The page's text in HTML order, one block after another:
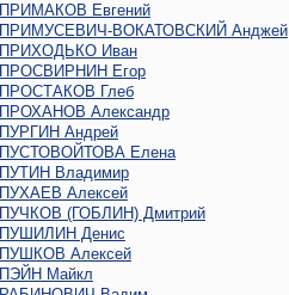
ПРИМАКОВ Евгений
ПРИМУСЕВИЧ-ВОКАТОВСКИЙ Анджей
ПРИХОДЬКО Иван
ПРОСВИРНИН Егор
ПРОСТАКОВ Глеб
ПРОХАНОВ Александр
ПУРГИН Андрей
ПУСТОВОЙТОВА Елена
ПУТИН Владимир
ПУХАЕВ Алексей
ПУЧКОВ (ГОБЛИН) Дмитрий
ПУШИЛИН Денис
ПУШКОВ Алексей
ПЭЙН Майкл